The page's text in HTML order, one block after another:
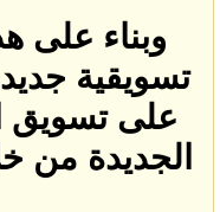
وبناء على
تسويقية
على تسويق
الجديدة من